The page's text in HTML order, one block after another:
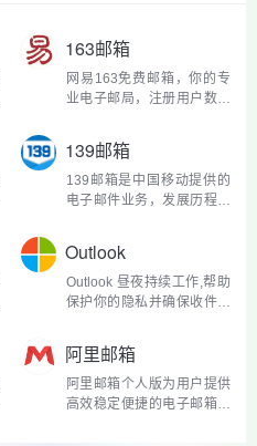
163邮箱
网易163免费邮箱，你的专
业电子邮局，注册用户数超
139邮箱
139邮箱是中国移动提供的
电子邮件业务，发展历程超
Outlook
Outlook 昼夜持续工作,帮助
保护你的隐私并确保收件箱
阿里邮箱
阿里邮箱个人版为用户提供
高效稳定便捷的电子邮箱服